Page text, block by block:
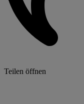
Teilen öffnen